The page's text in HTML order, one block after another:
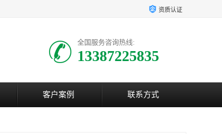
资质认证
全国服务咨询热线:
13387225835
客户案例 联系方式